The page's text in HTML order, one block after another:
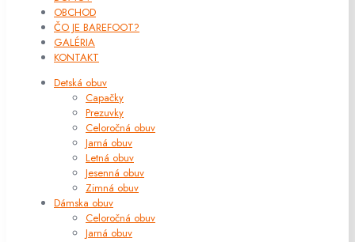
OBCHOD
ČO JE BAREFOOT?
GALÉRIA
KONTAKT
Detská obuv
Capačky
Prezuvky
Celoročná obuv
Jarná obuv
Letná obuv
Jesenná obuv
Zimná obuv
Dámska obuv
Celoročná obuv
Jarná obuv